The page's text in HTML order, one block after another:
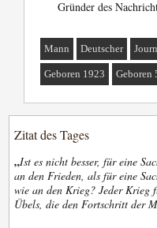
Gründer des
Mann Deutscher
Geboren 1923 Geboren
Zitat des Tages
„Ist es nicht besser, für eine
an den Frieden, als für eine
wie an den Krieg? Jeder Krieg
Übels, die den Fortschritt der